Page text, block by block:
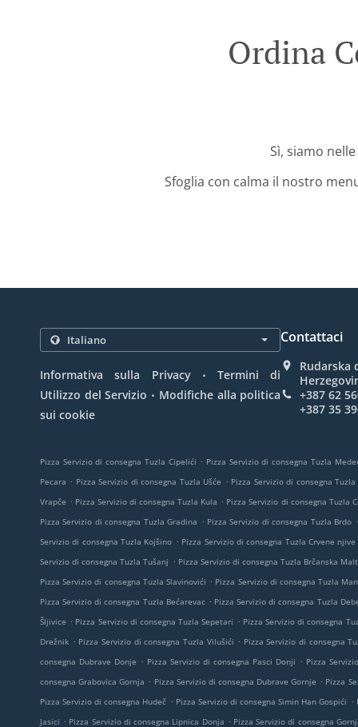
Ordina
Sì, siamo
Sfoglia con calma il nostro
Informativa sulla Privacy .
Termini di
Utilizzo del Servizio . Modifiche alla politica
sui cookie
Contattaci
Rudarska
+387 62
+387 35
Pizza Servizio di consegna Tuzla Cipelići . Pizza Servizio di consegna Tuzla
Pecara . Pizza Servizio di consegna Tuzla Ušće . Pizza Servizio di consegna Tuzla
Vrapče . Pizza Servizio di consegna Tuzla Kula . Pizza Servizio di consegna Tuzla
Pizza Servizio di consegna Tuzla Gradina . Pizza Servizio di consegna Tuzla Brdo .
Servizio di consegna Tuzla Kojšino . Pizza Servizio di consegna Tuzla Crvene njive
Servizio di consegna Tuzla Tušanj . Pizza Servizio di consegna Tuzla Brčanska
Pizza Servizio di consegna Tuzla Slavinovići . Pizza Servizio di consegna Tuzla
Pizza Servizio di consegna Tuzla Bećarevac . Pizza Servizio di consegna Tuzla
Šljivice . Pizza Servizio di consegna Tuzla Sepetari . Pizza Servizio di consegna
Drežnik . Pizza Servizio di consegna Tuzla Vilušići . Pizza Servizio di consegna
consegna Dubrave Donje . Pizza Servizio di consegna Pasci Donji . Pizza
consegna Grabovica Gornja . Pizza Servizio di consegna Dubrave Gornje . Pizza
Pizza Servizio di consegna Hudeč . Pizza Servizio di consegna Simin Han Gospići .
Jasici . Pizza Servizio di consegna Lipnica Donja . Pizza Servizio di consegna